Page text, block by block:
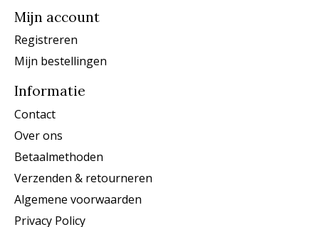
Mijn account
Registreren
Mijn bestellingen
Informatie
Contact
Over ons
Betaalmethoden
Verzenden & retourneren
Algemene voorwaarden
Privacy Policy